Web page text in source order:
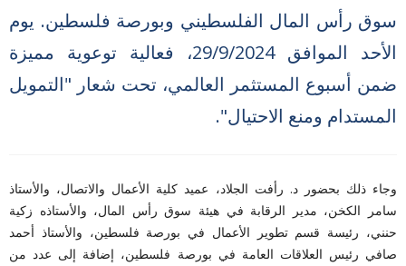
سوق رأس المال الفلسطيني وبورصة فلسطين. يوم
الأحد الموافق 29/9/2024، فعالية توعوية مميزة
ضمن أسبوع المستثمر العالمي، تحت شعار "التمويل
المستدام ومنع الاحتيال".
وجاء ذلك بحضور د. رأفت الجلاد، عميد كلية الأعمال والاتصال، والأستاذ
سامر الكخن، مدير الرقابة في هيئة سوق رأس المال، والأستاذه زكية
حنني، رئيسة قسم تطوير الأعمال في بورصة فلسطين، والأستاذ أحمد
صافي رئيس العلاقات العامة في بورصة فلسطين، إضافة إلى عدد من